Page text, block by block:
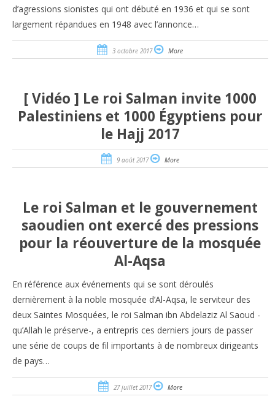
d’agressions sionistes qui ont débuté en 1936 et qui se sont
largement répandues en 1948 avec l’annonce…
3 octobre 2017 More
[ Vidéo ] Le roi Salman invite 1000
Palestiniens et 1000 Égyptiens pour
le Hajj 2017
9 août 2017 More
Le roi Salman et le gouvernement
saoudien ont exercé des pressions
pour la réouverture de la mosquée
Al-Aqsa
En référence aux événements qui se sont déroulés
dernièrement à la noble mosquée d’Al-Aqsa, le serviteur des
deux Saintes Mosquées, le roi Salman ibn Abdelaziz Al Saoud -
qu’Allah le préserve-, a entrepris ces derniers jours de passer
une série de coups de fil importants à de nombreux dirigeants
de pays…
27 juillet 2017 More